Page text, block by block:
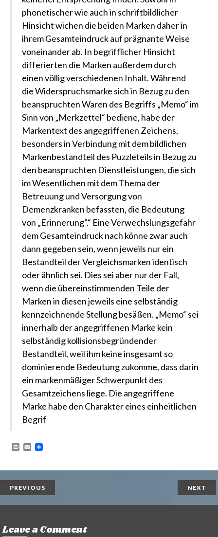
phonetischer wie auch in schriftbildlicher
Hinsicht wichen die beiden Marken daher in
ihrem Gesamteindruck auf prägnante Weise
voneinander ab. In begrifflicher Hinsicht
differierten die Marken außerdem durch
einen völlig verschiedenen Inhalt. Während
die Widerspruchsmarke sich in Bezug zu den
beanspruchten Waren des Begriffs „Memo“ im
Sinn von „Merkzettel“ bediene, habe der
Markentext des angegriffenen Zeichens,
besonders in Verbindung mit dem bildlichen
Markenbestandteil des Puzzleteils in Bezug zu
den beanspruchten Dienstleistungen, die sich
im Wesentlichen mit dem Thema der
Betreuung und Versorgung von
Demenzkranken befassten, die Bedeutung
von „Erinnerung“.“ Eine Verwechslungsgefahr
dem Gesamteindruck nach könne zwar auch
dann gegeben sein, wenn jeweils nur ein
Bestandteil der Vergleichsmarken identisch
oder ähnlich sei. Dies sei aber nur der Fall,
wenn die übereinstimmenden Teile der
Marken in diesen jeweils eine selbständig
kennzeichnende Stellung besäßen. „Memo“ sei
innerhalb der angegriffenen Marke kein
selbständig kollisionsbegründender
Bestandteil, weil ihm keine insgesamt so
dominierende Bedeutung zukomme, dass darin
ein markenmäßiger Schwerpunkt des
Gesamtzeichens liege. Die angegriffene
Marke habe den Charakter eines einheitlichen
Begrif
P
n
t
E
i
l
PREVIOUS NEXT
Leave a Comment